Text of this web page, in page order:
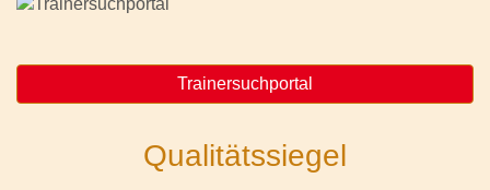
Trainersuchportal
Qualitätssiegel